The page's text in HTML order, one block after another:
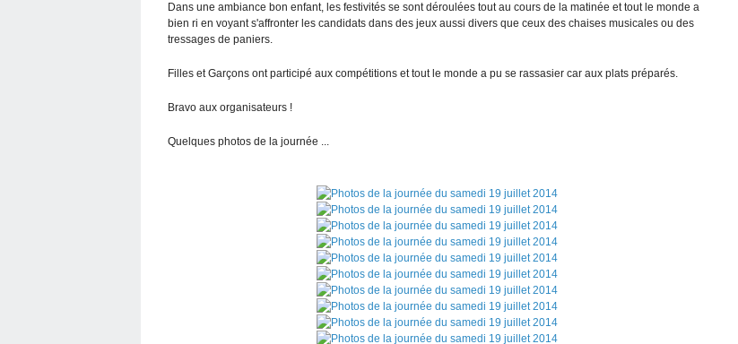
Dans une ambiance bon enfant, les festivités se sont déroulées tout au cours de la matinée et tout le monde a
bien ri en voyant s'affronter les candidats dans des jeux aussi divers que ceux des chaises musicales ou des
tressages de paniers.
Filles et Garçons ont participé aux compétitions et tout le monde a pu se rassasier car aux plats préparés.
Bravo aux organisateurs !
Quelques photos de la journée ...